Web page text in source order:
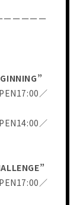
ーーーーー
／
／
／